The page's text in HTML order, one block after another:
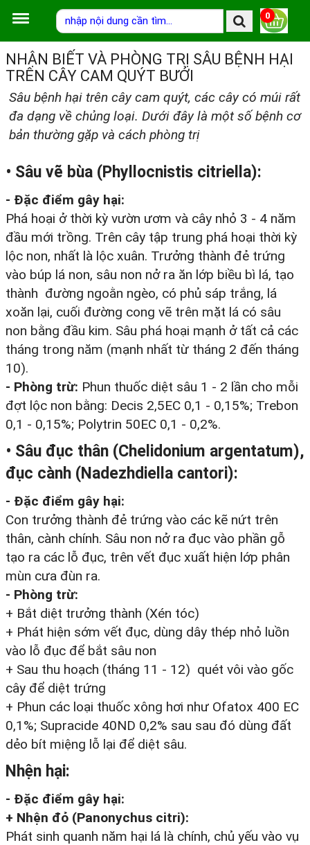
0
NHẬN BIẾT VÀ PHÒNG TRỊ SÂU BỆNH HẠI
TRÊN CÂY CAM QUÝT BƯỞI
Sâu bệnh hại trên cây cam quýt, các cây có múi rất
đa dạng về chủng loại. Dưới đây là một số bệnh cơ
bản thường gặp và cách phòng trị
• Sâu vẽ bùa (Phyllocnistis citriella):
- Đặc điểm gây hại:
Phá hoại ở thời kỳ vườn ươm và cây nhỏ 3 - 4 năm
đầu mới trồng. Trên cây tập trung phá hoại thời kỳ
lộc non, nhất là lộc xuân. Trưởng thành đẻ trứng
vào búp lá non, sâu non nở ra ăn lớp biều bì lá, tạo
thành đường ngoằn ngèo, có phủ sáp trắng, lá
xoăn lại, cuối đường cong vẽ trên mặt lá có sâu
non bằng đầu kim. Sâu phá hoại mạnh ở tất cả các
tháng trong năm (mạnh nhất từ tháng 2 đến tháng
10).
- Phòng trừ: Phun thuốc diệt sâu 1 - 2 lần cho mỗi
đợt lộc non bằng: Decis 2,5EC 0,1 - 0,15%; Trebon
0,1 - 0,15%; Polytrin 50EC 0,1 - 0,2%.
• Sâu đục thân (Chelidonium argentatum),
đục cành (Nadezhdiella cantori):
- Đặc điểm gây hại:
Con trưởng thành đẻ trứng vào các kẽ nứt trên
thân, cành chính. Sâu non nở ra đục vào phần gỗ
tạo ra các lỗ đục, trên vết đục xuất hiện lớp phân
mùn cưa đùn ra.
- Phòng trừ:
+ Bắt diệt trưởng thành (Xén tóc)
+ Phát hiện sớm vết đục, dùng dây thép nhỏ luồn
vào lỗ đục để bắt sâu non
+ Sau thu hoạch (tháng 11 - 12) quét vôi vào gốc
cây để diệt trứng
+ Phun các loại thuốc xông hơi như Ofatox 400 EC
0,1%; Supracide 40ND 0,2% sau sau đó dùng đất
dẻo bít miệng lỗ lại để diệt sâu.
Nhện hại:
- Đặc điểm gây hại:
+ Nhện đỏ (Panonychus citri):
Phát sinh quanh năm hại lá là chính, chủ yếu vào vụ